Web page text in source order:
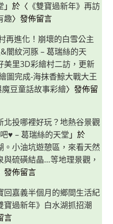
」於〈 《雙寶過新年》再訪
趣〉發佈留言
再進化！崩壞的白雪公主
闇紋河豚 – 葛瑞絲的天
美里3D彩繪村二訪，更新
圖完成-海抹香鯨大戰大王
豆童話故事彩繪〉發佈留
北投哪裡好玩？地熱谷景觀
♥ – 葛瑞絲的天堂 」於
。小油坑遊憩區，來看天然
硫磺結晶…等地理景觀，
發佈留言
回嘉義半個月的鄉間生活紀
寶過新年》白水湖抓招潮
言